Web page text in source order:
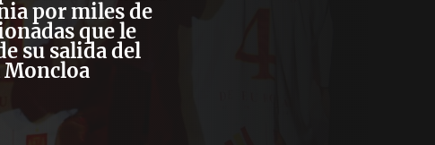
por miles de
que le
su salida del
Moncloa